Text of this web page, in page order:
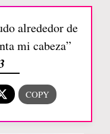
alrededor de
mi cabeza”